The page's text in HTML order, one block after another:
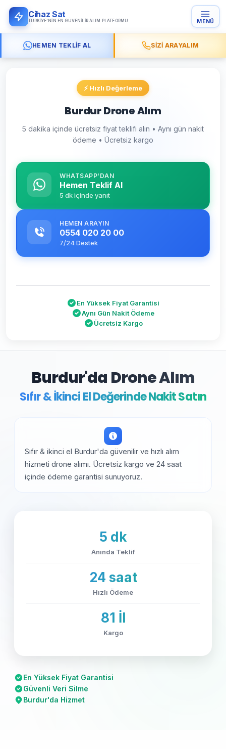
Cihaz Sat
TÜRKIYE'NIN EN GÜVENILIR ALIM PLATFORMU MENÜ
HEMEN TEKLIF AL SIZI ARAYALIM
⚡ Hızlı Değerleme
Burdur Drone Alım
5 dakika içinde ücretsiz fiyat teklifi alın • Aynı gün nakit
ödeme • Ücretsiz kargo
WHATSAPP'DAN
Hemen Teklif Al
5 dk içinde yanıt
HEMEN ARAYIN
0554 020 20 00
7/24 Destek
En Yüksek Fiyat Garantisi
Aynı Gün Nakit Ödeme
Ücretsiz Kargo
Burdur'da Drone Alım
Sıfır & İkinci El Değerinde Nakit Satın
Sıfır & ikinci el Burdur'da güvenilir ve hızlı alım
hizmeti drone alımı. Ücretsiz kargo ve 24 saat
içinde ödeme garantisi sunuyoruz.
5 dk
Anında Teklif
24 saat
Hızlı Ödeme
81 İl
Kargo
En Yüksek Fiyat Garantisi
Güvenli Veri Silme
Burdur'da Hizmet